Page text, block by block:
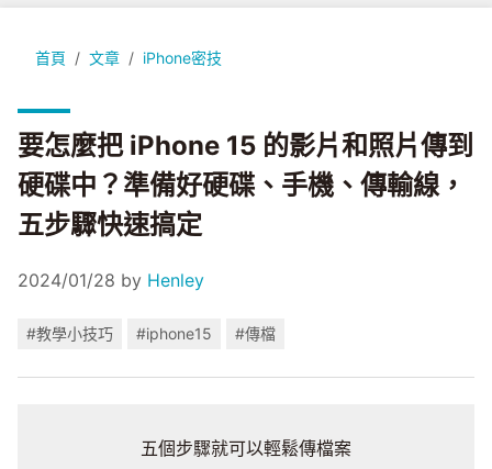
首頁 文章 iPhone密技
要怎麼把 iPhone 15 的影片和照片傳到硬碟中？準備好硬碟、
要怎麼把 iPhone 15 的影片和照片傳到
硬碟中？準備好硬碟、手機、傳輸線，
五步驟快速搞定
2024/01/28 by Henley
#教學小技巧 #iphone15 #傳檔
五個步驟就可以輕鬆傳檔案